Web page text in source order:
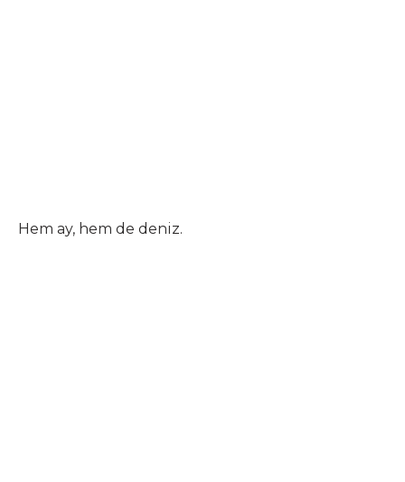
Hem ay, hem de deniz.